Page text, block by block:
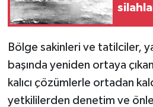
Bölge sakinleri ve tatilciler,
başında yeniden ortaya
kalıcı çözümlerle ortadan
yetkililerden denetim ve